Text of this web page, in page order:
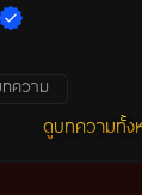
ทความ
ดูบทความทั้ง